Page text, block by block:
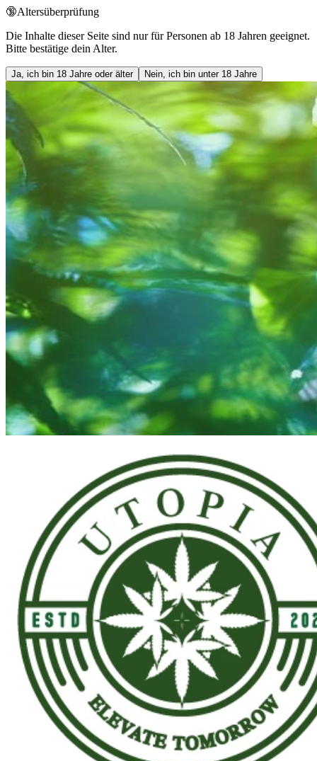
🔞Altersüberprüfung
Die Inhalte dieser Seite sind nur für Personen ab 18 Jahren geeignet.
Bitte bestätige dein Alter.
Ja, ich bin 18 Jahre oder älter Nein, ich bin unter 18 Jahre